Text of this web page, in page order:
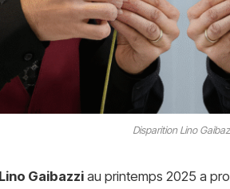
Disparition Lino
Gaibazziau printemps 2025 a